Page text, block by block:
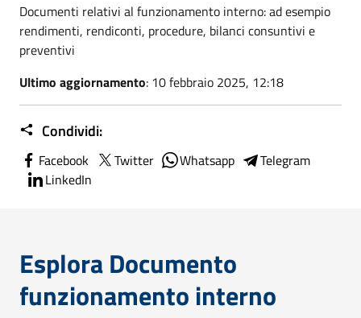
Documenti relativi al funzionamento interno: ad esempio
rendimenti, rendiconti, procedure, bilanci consuntivi e
preventivi
Ultimo aggiornamento: 10 febbraio 2025, 12:18
Condividi:
Facebook Twitter Whatsapp
Telegram
LinkedIn
Esplora Documento
funzionamento interno